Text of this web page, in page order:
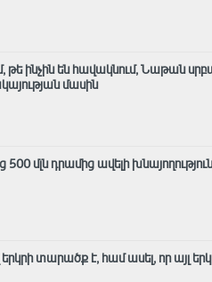
թե ինչին են հավակնում, Նաթան
մասին
500 մլն դրամից ավելի
երկրի տարածք է, համ ասել, որ